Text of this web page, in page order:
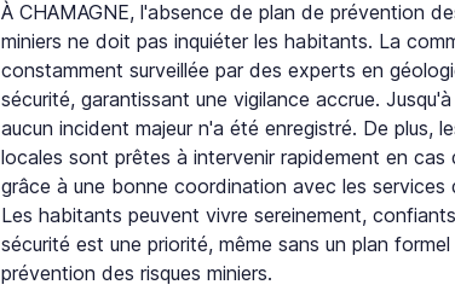
À CHAMAGNE, l'absence de plan de prévention
miniers ne doit pas inquiéter les habitants. La
constamment surveillée par des experts en
sécurité, garantissant une vigilance accrue.
aucun incident majeur n'a été enregistré. De plus,
locales sont prêtes à intervenir rapidement en cas
grâce à une bonne coordination avec les services
Les habitants peuvent vivre sereinement,
sécurité est une priorité, même sans un plan formel
prévention des risques miniers.